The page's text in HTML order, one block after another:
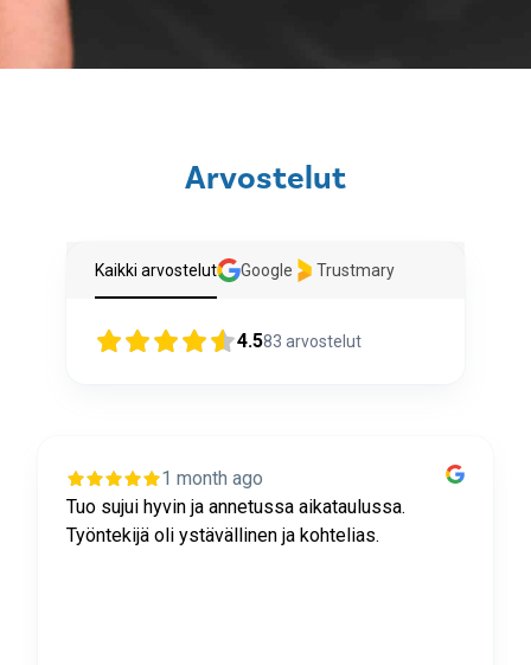
Arvostelut
Kaikki arvostelut Google Trustmary
4.583 arvostelut
1 month ago
Tuo sujui hyvin ja annetussa aikataulussa.
Työntekijä oli ystävällinen ja kohtelias.